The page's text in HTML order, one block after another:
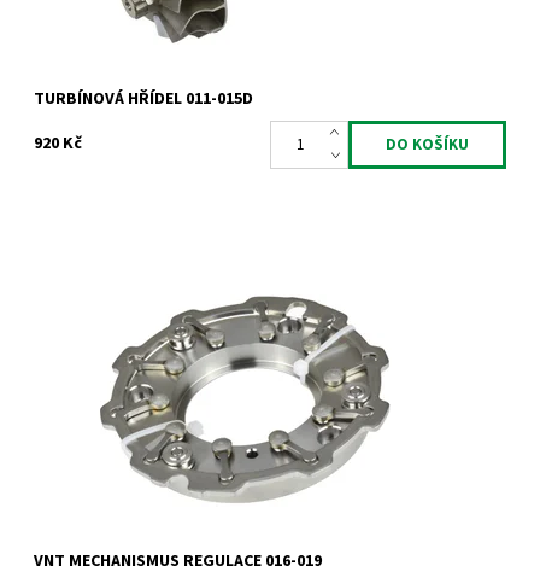
TURBÍNOVÁ HŘÍDEL 011-015D
920 Kč
VNT mechanismus regulace pro motory 1.6 HDi TDCi CRDi a
Dostupnost:
Skladem
775
Jrone
2 roky
VNT MECHANISMUS REGULACE 016-019